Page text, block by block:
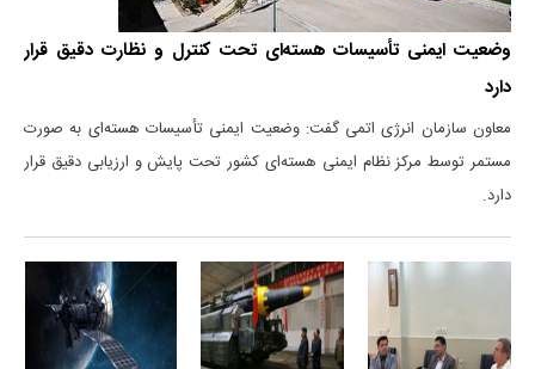
وضعیت ایمنی تأسیسات هسته‌ای تحت کنترل و نظارت دقیق قرار
دارد
معاون سازمان انرژی اتمی گفت: وضعیت ایمنی تأسیسات هسته‌ای به صورت
مستمر توسط مرکز نظام ایمنی هسته‌ای کشور تحت پایش و ارزیابی دقیق قرار
دارد.